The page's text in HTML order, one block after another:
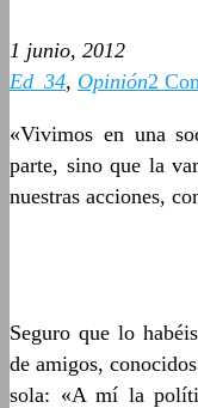
1 junio, 2012
Ed_34, Opinión2
«Vivimos en una
parte, sino que la
nuestras acciones,
Seguro que lo
de amigos,
sola: «A mí la